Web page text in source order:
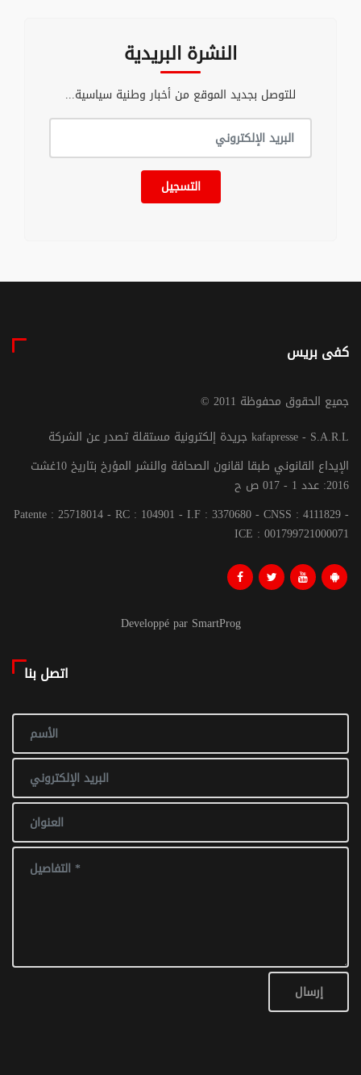
النشرة البريدية
للتوصل بجديد الموقع من أخبار وطنية سياسية...
التسجيل
كفى بريس
© جميع الحقوق محفوظة 2011
جريدة إلكترونية مستقلة تصدر عن الشركة kafapresse - S.A.R.L
الإيداع القانوني طبقا لقانون الصحافة والنشر المؤرخ بتاريخ 10غشت
2016: عدد 1 - 017 ص ح
Patente : 25718014 - RC : 104901 - I.F : 3370680 - CNSS : 4111829 -
ICE : 001799721000071
Developpé par SmartProg
اتصل بنا